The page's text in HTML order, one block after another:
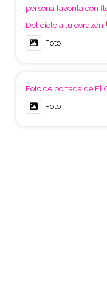
persona favorita con
Del cielo a tu corazón
Foto
Foto de portada de El
Foto